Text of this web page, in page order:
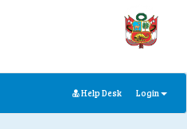
Help Desk Login